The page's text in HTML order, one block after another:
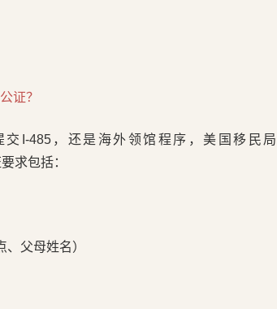
证？
I-485，还是海外领馆程序，美国移民局
求包括：
父母姓名）